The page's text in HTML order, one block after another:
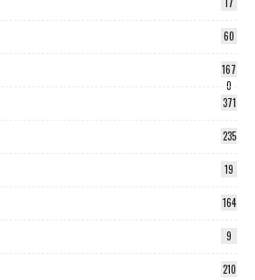
60
167
0
371
235
19
164
9
210